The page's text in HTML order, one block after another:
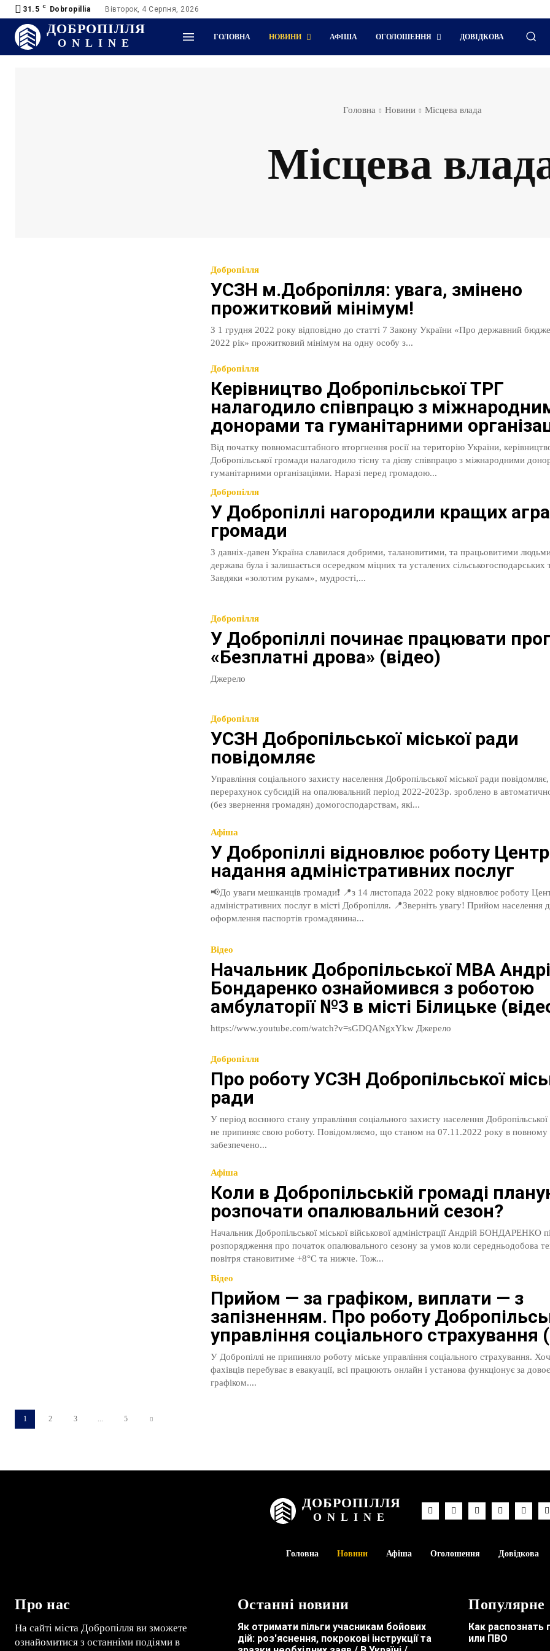
31.5 C Dobropillia Вівторок, 4 Серпня, 2026
ДОБРОПІЛЛЯ
ONLINE ГОЛОВНА НОВИНИ АФІША ОГОЛОШЕННЯ ДОВІДКОВА
Головна Новини Місцева влада
Місцева
Добропілля
УСЗН м.Добропілля: увага, змінено
прожитковий мінімум!
З 1 грудня 2022 року відповідно до статті 7 Закону України «Про державний
2022 рік» прожитковий мінімум на одну особу з...
Добропілля
Керівництво Добропільської ТРГ
налагодило співпрацю з
донорами та гуманітарними
Від початку повномасштабного вторгнення росії на територію України,
Добропільської громади налагодило тісну та дієву співпрацю з міжнародними
гуманітарними організаціями. Наразі перед громадою...
Добропілля
У Добропіллі нагородили кращих
громади
З давніх-давен Україна славилася добрими, талановитими, та працьовитими
держава була і залишається осередком міцних та усталених сільськогосподарських
Завдяки «золотим рукам», мудрості,...
Добропілля
У Добропіллі починає працювати
«Безплатні дрова» (відео)
Джерело
Добропілля
УСЗН Добропільської міської ради
повідомляє
Управління соціального захисту населення Добропільської міської ради
перерахунок субсидій на опалювальний період 2022-2023р. зроблено в
(без звернення громадян) домогосподарствам, які...
Афіша
У Добропіллі відновлює роботу Центр
надання адміністративних послуг
📢До уваги мешканців громади❗️ 📍з 14 листопада 2022 року відновлює роботу Центр надання
адміністративних послуг в місті Добропілля. 📍Зверніть увагу! Прийом населення для
оформлення паспортів громадянина...
Відео
Начальник Добропільської МВА
Бондаренко ознайомився з роботою
амбулаторії №3 в місті Білицьке
https://www.youtube.com/watch?v=sGDQANgxYkw Джерело
Добропілля
Про роботу УСЗН Добропільської
ради
У період воєнного стану управління соціального захисту населення Добропільської
не припиняє свою роботу. Повідомляємо, що станом на 07.11.2022 року в повному обсязі
забезпечено...
Афіша
Коли в Добропільській громаді
розпочати опалювальний сезон?
Начальник Добропільської міської військової адміністрації Андрій БОНДАРЕНКО
розпорядження про початок опалювального сезону за умов коли середньодобова
повітря становитиме +8°С та нижче. Тож...
Відео
Прийом — за графіком, виплати — з
запізненням. Про роботу
управління соціального страхування
У Добропіллі не припиняло роботу міське управління соціального страхування.
фахівців перебуває в евакуації, всі працюють онлайн і установа функціонує за
графіком....
1 2 3 5
ДОБРОПІЛЛЯ
ONLINE
Головна Новини Афіша Оголошення Довідкова
Про нас
На сайті міста Добропілля ви зможете
ознайомитися з останніми подіями в
Останні новини
Як отримати пільги учасникам бойових
дій: роз'яснення, покрокові інструкції та
Популярне
Как распознать
или ПВО